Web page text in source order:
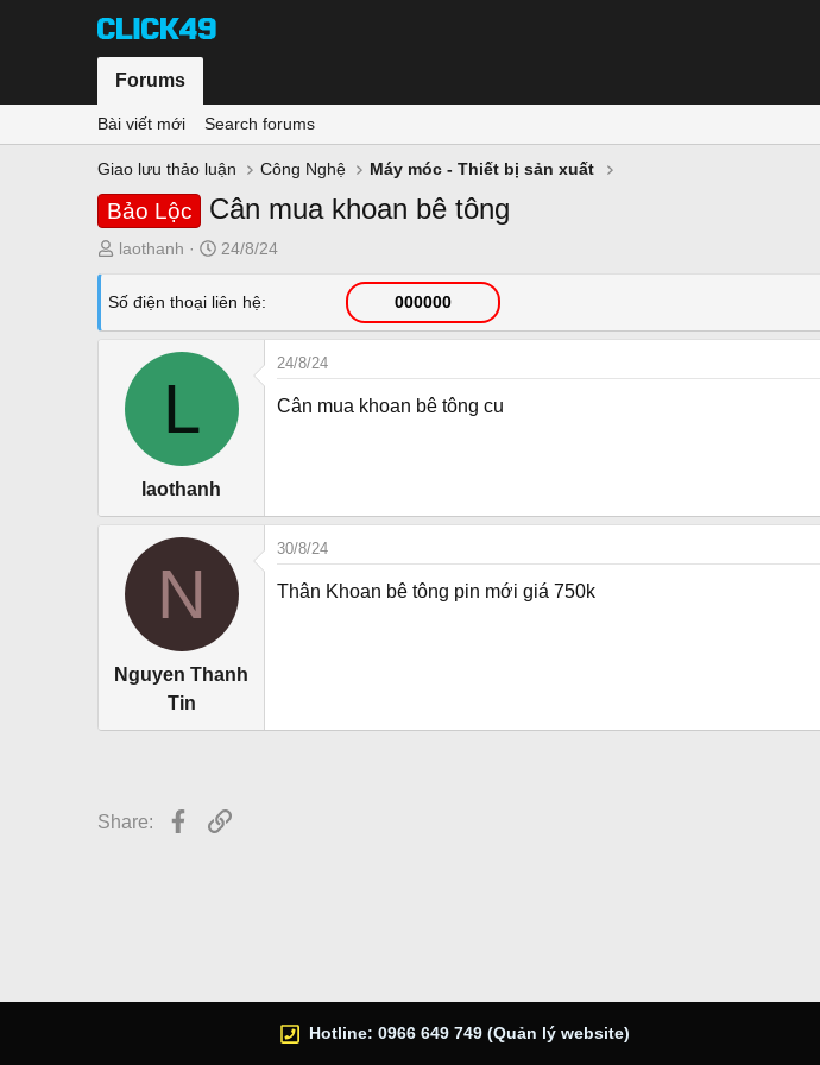
Forums
Bài viết mới Search forums
Giao lưu thảo luận Công Nghệ Máy móc - Thiết bị sản xuất
Bảo Lộc Cân mua khoan bê tông
T
r
s
e
laothanh
N
à
ử
24/8/24
Số điện thoại liên hệ 000000
L
laothanh
24/8/24
Cân mua khoan bê tông cu
N
Nguyen Thanh
Tin
30/8/24
Thân Khoan bê tông pin mới giá 750k
Share: Facebook
Link
Hotline: 0966 649 749 (Quản lý website)